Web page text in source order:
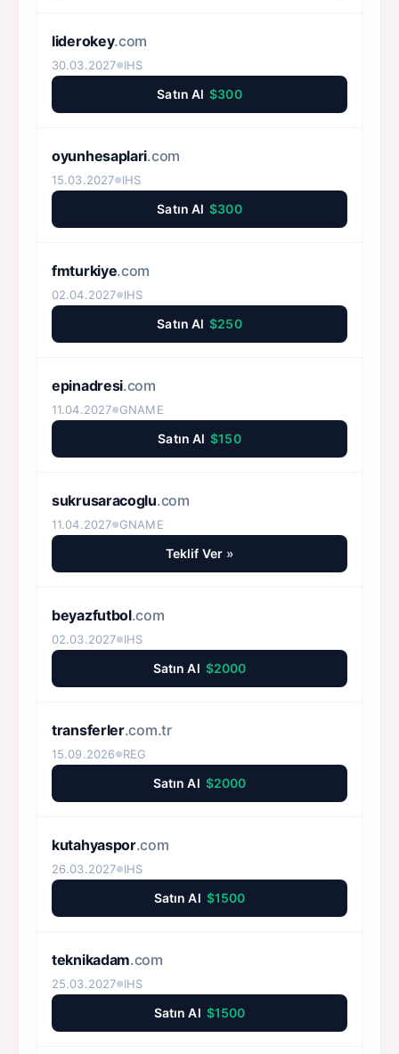
liderokey.com
30.03.2027●IHS
Satın Al $300
oyunhesaplari.com
15.03.2027●IHS
Satın Al $300
fmturkiye.com
02.04.2027●IHS
Satın Al $250
epinadresi.com
11.04.2027●GNAME
Satın Al $150
sukrusaracoglu.com
11.04.2027●GNAME
Teklif Ver »
beyazfutbol.com
02.03.2027●IHS
Satın Al $2000
transferler.com.tr
15.09.2026●REG
Satın Al $2000
kutahyaspor.com
26.03.2027●IHS
Satın Al $1500
teknikadam.com
25.03.2027●IHS
Satın Al $1500